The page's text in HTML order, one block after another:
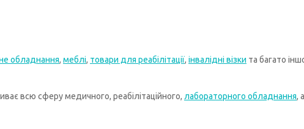
обладнання, меблі, товари для реабілітації, інвалідні візки та багато
всю сферу медичного, реабілітаційного, лабораторного обладнання,